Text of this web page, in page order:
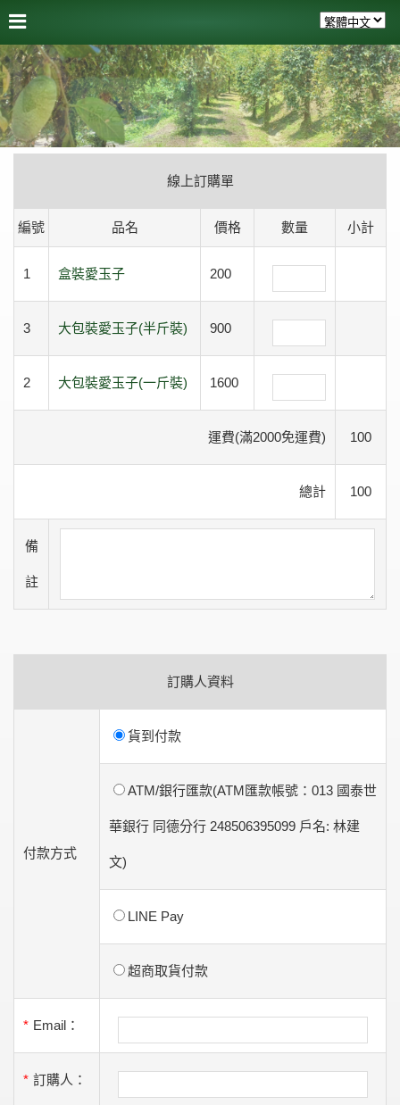
線上訂購單
編號 品名 價格 數量 小計
1 盒裝愛玉子 200
3 大包裝愛玉子(半斤裝) 900
2 大包裝愛玉子(一斤裝) 1600
運費(滿2000免運費) 100
總計 100
備
註
訂購人資料
付款方式
貨到付款
ATM/銀行匯款(ATM匯款帳號：013 國泰世
華銀行 同德分行 248506395099 戶名: 林建
文)
LINE Pay
超商取貨付款
* Email：
* 訂購人：